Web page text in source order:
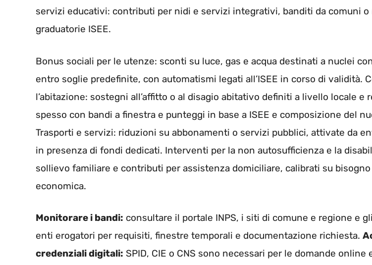
servizi educativi: contributi per nidi e servizi integrativi, banditi da comuni o
graduatorie ISEE.
Bonus sociali per le utenze: sconti su luce, gas e acqua destinati a nuclei
entro soglie predefinite, con automatismi legati all’ISEE in corso di validità.
l’abitazione: sostegni all’affitto o al disagio abitativo definiti a livello locale e
spesso con bandi a finestra e punteggi in base a ISEE e composizione del
Trasporti e servizi: riduzioni su abbonamenti o servizi pubblici, attivate da
in presenza di fondi dedicati. Interventi per la non autosufficienza e la
sollievo familiare e contributi per assistenza domiciliare, calibrati su
economica.
Monitorare i bandi: consultare il portale INPS, i siti di comune e regione e
enti erogatori per requisiti, finestre temporali e documentazione richiesta.
credenziali digitali: SPID, CIE o CNS sono necessari per le domande online